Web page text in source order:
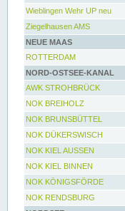
Wieblingen Wehr UP neu
Ziegelhausen AMS
NEUE MAAS
ROTTERDAM
NORD-OSTSEE-KANAL
AWK STROHBRÜCK
NOK BREIHOLZ
NOK BRUNSBÜTTEL
NOK DÜKERSWISCH
NOK KIEL AUSSEN
NOK KIEL BINNEN
NOK KÖNIGSFÖRDE
NOK RENDSBURG